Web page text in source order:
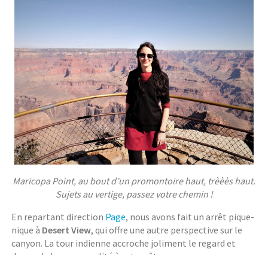
Maricopa Point, au bout d’un promontoire haut, trèèès haut.
Sujets au vertige, passez votre chemin !
En repartant direction Page, nous avons fait un arrêt pique-
nique à Desert View, qui offre une autre perspective sur le
canyon. La tour indienne accroche joliment le regard et